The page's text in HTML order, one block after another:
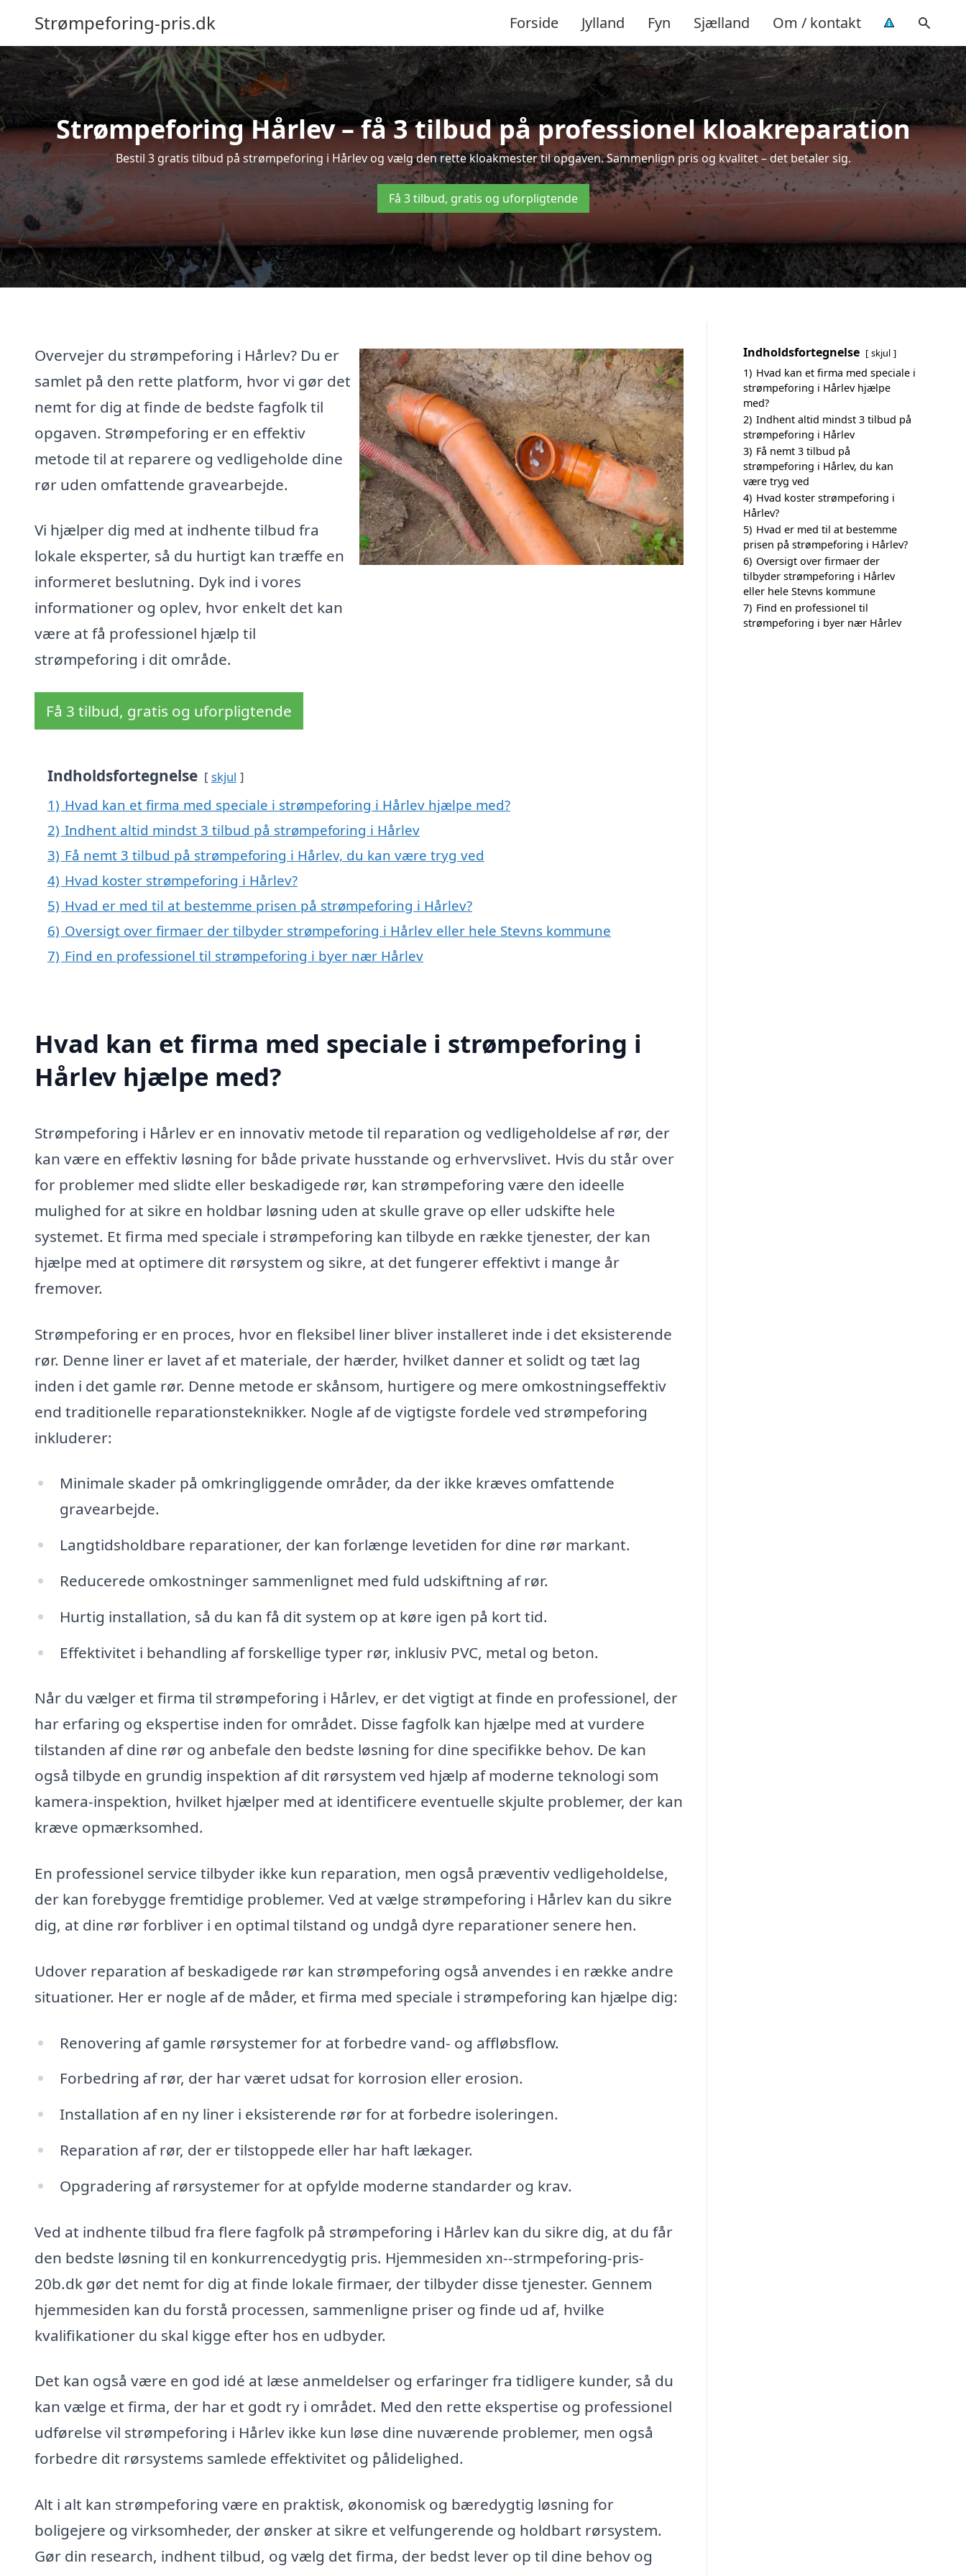
Strømpeforing-pris.dk Forside Jylland Fyn Sjælland Om / kontakt
Strømpeforing Hårlev – få 3 tilbud på professionel kloakreparation
Bestil 3 gratis tilbud på strømpeforing i Hårlev og vælg den rette kloakmester til opgaven. Sammenlign pris og kvalitet – det betaler sig.
Få 3 tilbud, gratis og uforpligtende
Overvejer du strømpeforing i Hårlev? Du er
samlet på den rette platform, hvor vi gør det
nemt for dig at finde de bedste fagfolk til
opgaven. Strømpeforing er en effektiv
metode til at reparere og vedligeholde dine
rør uden omfattende gravearbejde.
Vi hjælper dig med at indhente tilbud fra
lokale eksperter, så du hurtigt kan træffe en
informeret beslutning. Dyk ind i vores
informationer og oplev, hvor enkelt det kan
være at få professionel hjælp til
strømpeforing i dit område.
Få 3 tilbud, gratis og uforpligtende
Indholdsfortegnelse skjul
1) Hvad kan et firma med speciale i strømpeforing i Hårlev hjælpe med?
2) Indhent altid mindst 3 tilbud på strømpeforing i Hårlev
3) Få nemt 3 tilbud på strømpeforing i Hårlev, du kan være tryg ved
4) Hvad koster strømpeforing i Hårlev?
5) Hvad er med til at bestemme prisen på strømpeforing i Hårlev?
6) Oversigt over firmaer der tilbyder strømpeforing i Hårlev eller hele Stevns kommune
7) Find en professionel til strømpeforing i byer nær Hårlev
Hvad kan et firma med speciale i strømpeforing i
Hårlev hjælpe med?
Strømpeforing i Hårlev er en innovativ metode til reparation og vedligeholdelse af rør, der
kan være en effektiv løsning for både private husstande og erhvervslivet. Hvis du står over
for problemer med slidte eller beskadigede rør, kan strømpeforing være den ideelle
mulighed for at sikre en holdbar løsning uden at skulle grave op eller udskifte hele
systemet. Et firma med speciale i strømpeforing kan tilbyde en række tjenester, der kan
hjælpe med at optimere dit rørsystem og sikre, at det fungerer effektivt i mange år
fremover.
Strømpeforing er en proces, hvor en fleksibel liner bliver installeret inde i det eksisterende
rør. Denne liner er lavet af et materiale, der hærder, hvilket danner et solidt og tæt lag
inden i det gamle rør. Denne metode er skånsom, hurtigere og mere omkostningseffektiv
end traditionelle reparationsteknikker. Nogle af de vigtigste fordele ved strømpeforing
inkluderer:
Minimale skader på omkringliggende områder, da der ikke kræves omfattende
gravearbejde.
Langtidsholdbare reparationer, der kan forlænge levetiden for dine rør markant.
Reducerede omkostninger sammenlignet med fuld udskiftning af rør.
Hurtig installation, så du kan få dit system op at køre igen på kort tid.
Effektivitet i behandling af forskellige typer rør, inklusiv PVC, metal og beton.
Når du vælger et firma til strømpeforing i Hårlev, er det vigtigt at finde en professionel, der
har erfaring og ekspertise inden for området. Disse fagfolk kan hjælpe med at vurdere
tilstanden af dine rør og anbefale den bedste løsning for dine specifikke behov. De kan
også tilbyde en grundig inspektion af dit rørsystem ved hjælp af moderne teknologi som
kamera-inspektion, hvilket hjælper med at identificere eventuelle skjulte problemer, der kan
kræve opmærksomhed.
En professionel service tilbyder ikke kun reparation, men også præventiv vedligeholdelse,
der kan forebygge fremtidige problemer. Ved at vælge strømpeforing i Hårlev kan du sikre
dig, at dine rør forbliver i en optimal tilstand og undgå dyre reparationer senere hen.
Udover reparation af beskadigede rør kan strømpeforing også anvendes i en række andre
situationer. Her er nogle af de måder, et firma med speciale i strømpeforing kan hjælpe dig:
Renovering af gamle rørsystemer for at forbedre vand- og affløbsflow.
Forbedring af rør, der har været udsat for korrosion eller erosion.
Installation af en ny liner i eksisterende rør for at forbedre isoleringen.
Reparation af rør, der er tilstoppede eller har haft lækager.
Opgradering af rørsystemer for at opfylde moderne standarder og krav.
Ved at indhente tilbud fra flere fagfolk på strømpeforing i Hårlev kan du sikre dig, at du får
den bedste løsning til en konkurrencedygtig pris. Hjemmesiden xn--strmpeforing-pris-
20b.dk gør det nemt for dig at finde lokale firmaer, der tilbyder disse tjenester. Gennem
hjemmesiden kan du forstå processen, sammenligne priser og finde ud af, hvilke
kvalifikationer du skal kigge efter hos en udbyder.
Det kan også være en god idé at læse anmeldelser og erfaringer fra tidligere kunder, så du
kan vælge et firma, der har et godt ry i området. Med den rette ekspertise og professionel
udførelse vil strømpeforing i Hårlev ikke kun løse dine nuværende problemer, men også
forbedre dit rørsystems samlede effektivitet og pålidelighed.
Alt i alt kan strømpeforing være en praktisk, økonomisk og bæredygtig løsning for
boligejere og virksomheder, der ønsker at sikre et velfungerende og holdbart rørsystem.
Gør din research, indhent tilbud, og vælg det firma, der bedst lever op til dine behov og
Indholdsfortegnelse skjul
1) Hvad kan et firma med speciale i
strømpeforing i Hårlev hjælpe
med?
2) Indhent altid mindst 3 tilbud på
strømpeforing i Hårlev
3) Få nemt 3 tilbud på
strømpeforing i Hårlev, du kan
være tryg ved
4) Hvad koster strømpeforing i
Hårlev?
5) Hvad er med til at bestemme
prisen på strømpeforing i Hårlev?
6) Oversigt over firmaer der
tilbyder strømpeforing i Hårlev
eller hele Stevns kommune
7) Find en professionel til
strømpeforing i byer nær Hårlev